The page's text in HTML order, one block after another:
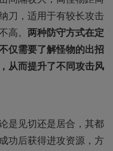
刀，适用于有较长攻击
。 两种防守方式在定
仅需要了解怪物的出招
从而提升了不同攻击风
是见切还是居合，其都
功后获得进攻资源，方